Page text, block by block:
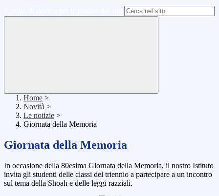
Home >
Novità >
Le notizie >
Giornata della Memoria
Giornata della Memoria
In occasione della 80esima Giornata della Memoria, il nostro Istituto
invita gli studenti delle classi del triennio a partecipare a un incontro
sul tema della Shoah e delle leggi razziali.